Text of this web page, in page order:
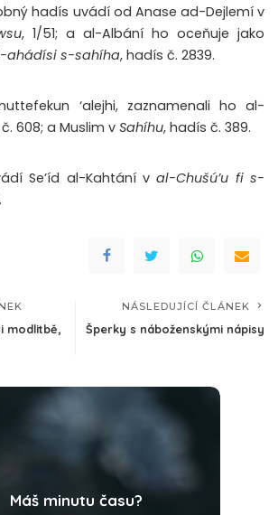
hadís uvádí od Anase ad-Dejlemí v
, 1/51; a al-Albání ho oceňuje jako
ahádísi s-sahíha, hadís č. 2839.
‘alejhi, zaznamenali ho al-
č. 608; a Muslim v Sahíhu, hadís č. 389.
Se’íd al-Kahtání val-Chušú’u fi s-
modlitbě,
NÁSLEDUJÍCÍ ČLÁNEK
Šperky s náboženskými nápisy
Máš minutu času?